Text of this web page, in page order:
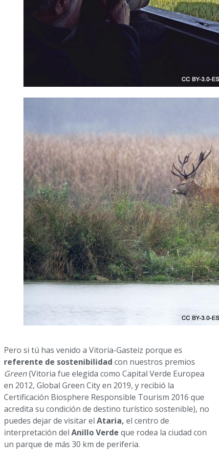
Pero si tú has venido a Vitoria-Gasteiz porque es
referente de sostenibilidad con nuestros premios
Green(Vitoria fue elegida como Capital Verde Europea
en 2012, Global Green City en 2019, y recibió la
Certificación Biosphere Responsible Tourism 2016 que
acredita su condición de destino turístico sostenible), no
puedes dejar de visitar el Ataria, el centro de
interpretación del Anillo Verde que rodea la ciudad con
un parque de más 30 km de periferia.